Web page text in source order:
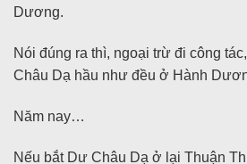
Dương.
Nói đúng ra thì, ngoại trừ đi công
Châu Dạ hầu như đều ở Hành
Năm nay…
Nếu bắt Dư Châu Dạ ở lại Thuận